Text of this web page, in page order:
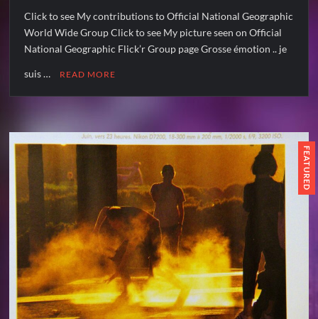
Click to see My contributions to Official National Geographic
World Wide Group Click to see My picture seen on Official
National Geographic Flick’r Group page Grosse émotion .. je
suis … READ MORE
FEATURED